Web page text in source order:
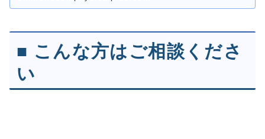
しく紹介します。
■ こんな方はご相談くださ
い